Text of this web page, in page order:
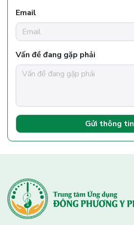
Email
Vấn đề đang gặp phải
Gửi thông tin